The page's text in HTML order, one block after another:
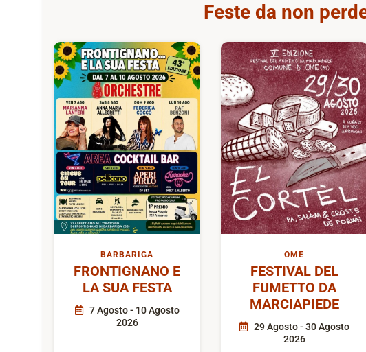
Feste da non
BARBARIGA
FRONTIGNANO E
LA SUA FESTA
7 Agosto - 10 Agosto
2026
OME
FESTIVAL DEL
FUMETTO DA
MARCIAPIEDE
29 Agosto - 30 Agosto
2026